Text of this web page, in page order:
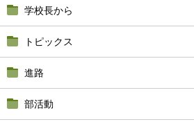
学校長から
トピックス
進路
部活動